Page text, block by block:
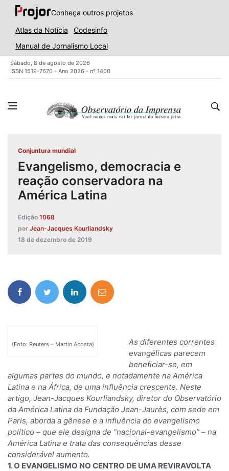
Conheça outros projetos
Atlas da Notícia
Codesinfo
Manual de Jornalismo Local
Sábado, 8 de agosto de 2026
ISSN 1519-7670 - Ano 2026 - nº 1400
Conjuntura mundial
Evangelismo, democracia e
reação conservadora na
América Latina
Edição 1068
por Jean-Jacques Kourliandsky
18 de dezembro de 2019
(Foto: Reuters – Martin Acosta)
As diferentes correntes
evangélicas parecem
beneficiar-se, em
algumas partes do mundo, e notadamente na América
Latina e na África, de uma influência crescente. Neste
artigo, Jean-Jacques Kourliandsky, diretor do Observatório
da América Latina da Fundação Jean-Jaurès, com sede em
Paris, aborda a gênese e a influência do evangelismo
político – que ele designa de “nacional-evangelismo” – na
América Latina e trata das consequências desse
considerável aumento.
1. O EVANGELISMO NO CENTRO DE UMA REVIRAVOLTA